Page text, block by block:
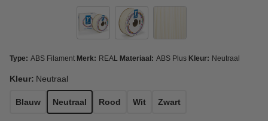
Type: ABS Filament Merk: REAL Materiaal: ABS Plus Kleur: Neutraal
Kleur: Neutraal
Blauw Neutraal Rood Wit Zwart